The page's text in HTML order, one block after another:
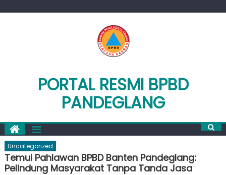
PORTAL RESMI BPBD
PANDEGLANG
Uncategorized
Temui Pahlawan BPBD Banten Pandeglang:
Pelindung Masyarakat Tanpa Tanda Jasa